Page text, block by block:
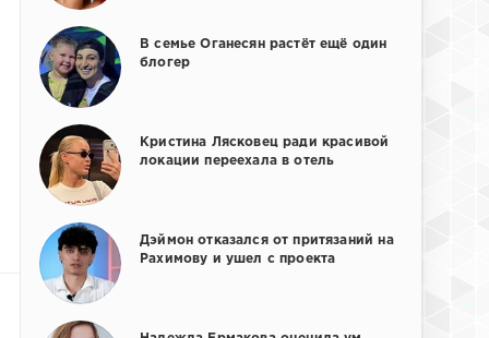
В семье Оганесян растёт ещё один
блогер
Кристина Лясковец ради красивой
локации переехала в отель
Дэймон отказался от притязаний на
Рахимову и ушел с проекта